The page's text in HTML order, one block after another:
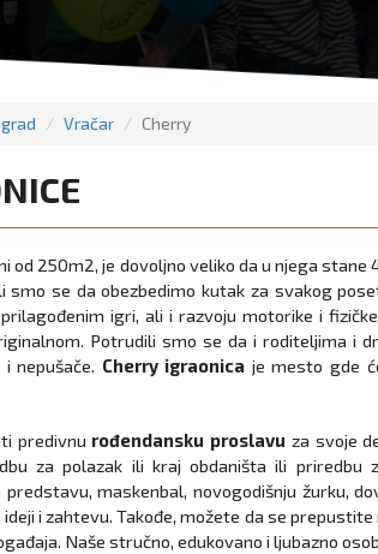
Vračar Cherry
od 250m2, je dovoljno veliko da u njega
smo se da obezbedimo kutak za svakog
igri, ali i razvoju motorike i
Potrudili smo se da i roditeljima i
i nepušače. Cherry igraonica je mesto gde
predivnu rođendansku proslavu za svoјe
za polazak ili kraj obdaništa ili
maskenbal, novogodišnju žurku,
i zahtevu. Takođe, možete da se
Naše stručno, edukovano i ljubazno